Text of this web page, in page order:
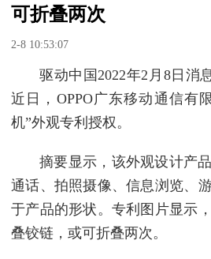
可折叠两次
2-8 10:53:07
驱动中国2022年2月8日消
近日，OPPO广东移动通信有
机”外观专利授权。
摘要显示，该外观设计产
通话、拍照摄像、信息浏览、
于产品的形状。专利图片显示
叠铰链，或可折叠两次。